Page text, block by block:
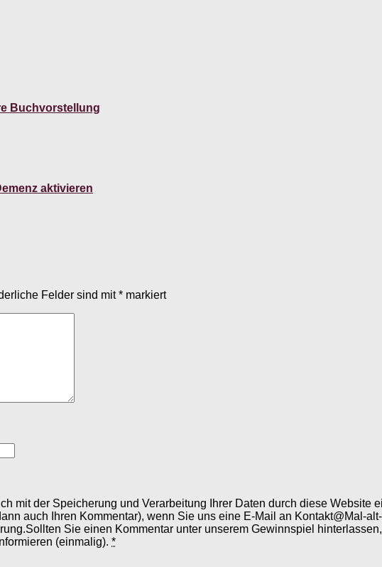
Buchvorstellung
aktivieren
Felder sind mit* markiert
mit der Speicherung und Verarbeitung Ihrer Daten durch diese Website
auch Ihren Kommentar), wenn Sie uns eine E-Mail an Kontakt@Mal-
Sie einen Kommentar unter unserem Gewinnspiel
(einmalig). *